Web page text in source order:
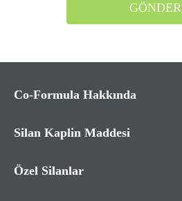
GÖNDER
Co-Formula Hakkında
Silan Kaplin Maddesi
Özel Silanlar